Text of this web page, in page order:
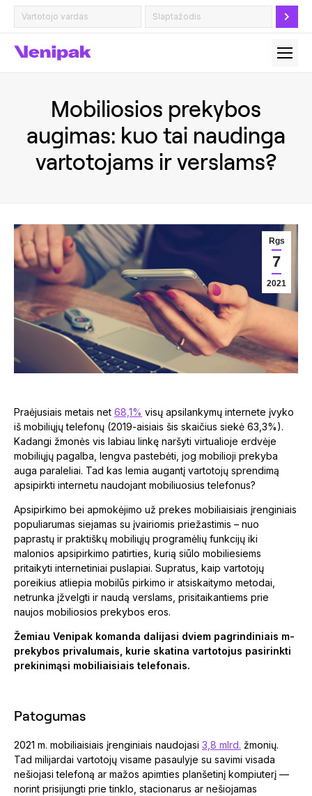
Mobiliosios prekybos
augimas: kuo tai naudinga
vartotojams ir verslams?
Rgs
7
2021
Praėjusiais metais net 68,1% visų apsilankymų internete įvyko
iš mobiliųjų telefonų (2019-aisiais šis skaičius siekė 63,3%).
Kadangi žmonės vis labiau linkę naršyti virtualioje erdvėje
mobiliųjų pagalba, lengva pastebėti, jog mobilioji prekyba
auga paraleliai. Tad kas lemia augantį vartotojų sprendimą
apsipirkti internetu naudojant mobiliuosius telefonus?
Apsipirkimo bei apmokėjimo už prekes mobiliaisiais įrenginiais
populiarumas siejamas su įvairiomis priežastimis – nuo
paprastų ir praktiškų mobiliųjų programėlių funkcijų iki
malonios apsipirkimo patirties, kurią siūlo mobiliesiems
pritaikyti internetiniai puslapiai. Supratus, kaip vartotojų
poreikius atliepia mobilūs pirkimo ir atsiskaitymo metodai,
netrunka įžvelgti ir naudą verslams, prisitaikantiems prie
naujos mobiliosios prekybos eros.
Žemiau Venipak komanda dalijasi dviem pagrindiniais m-
prekybos privalumais, kurie skatina vartotojus pasirinkti
prekinimąsi mobiliaisiais telefonais.
Patogumas
2021 m. mobiliaisiais įrenginiais naudojasi 3,8 mlrd. žmonių.
Tad milijardai vartotojų visame pasaulyje su savimi visada
nešiojasi telefoną ar mažos apimties planšetinį kompiuterį —
norint prisijungti prie tinklo, stacionarus ar nešiojamas